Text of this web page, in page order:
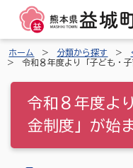
ホーム 分類から探す
令和８年度より「子ども・
令和８年度よ
金制度」が始